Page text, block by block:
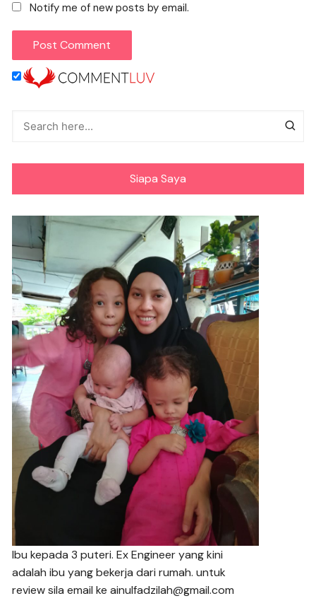
Notify me of new posts by email.
Siapa Saya
Ibu kepada 3 puteri. Ex Engineer yang kini
adalah ibu yang bekerja dari rumah. untuk
review sila email ke ainulfadzilah@gmail.com